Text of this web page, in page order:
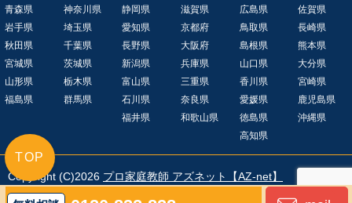
青森県
岩手県
秋田県
宮城県
山形県
福島県
神奈川県
埼玉県
千葉県
茨城県
栃木県
群馬県
静岡県
愛知県
長野県
新潟県
富山県
石川県
福井県
滋賀県
京都府
大阪府
兵庫県
三重県
奈良県
和歌山県
広島県
鳥取県
島根県
山口県
香川県
愛媛県
徳島県
高知県
佐賀県
長崎県
熊本県
大分県
宮崎県
鹿児島県
沖縄県
Copyright (C)2026 プロ家庭教師 アズネット【AZ-net】
不登校専門コース、中学・高校・大受受験コースAll
TOP